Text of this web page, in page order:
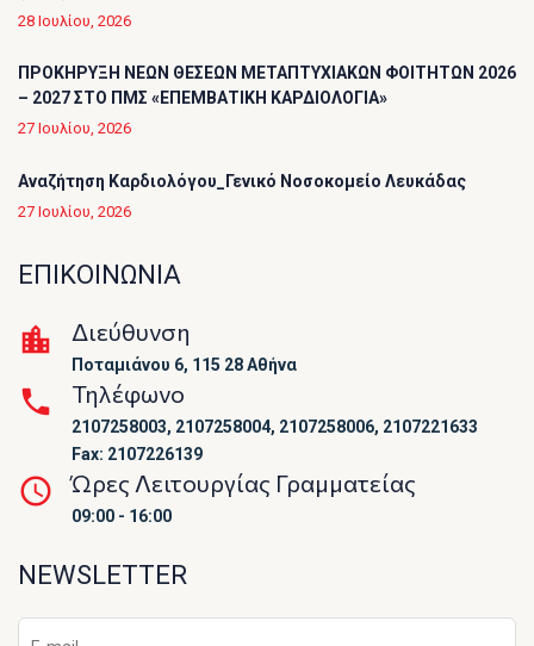
28 Ιουλίου, 2026
ΠΡΟΚΗΡΥΞΗ ΝΕΩΝ ΘΕΣΕΩΝ ΜΕΤΑΠΤΥΧΙΑΚΩΝ ΦΟΙΤΗΤΩΝ 2026
– 2027 ΣΤΟ ΠΜΣ «ΕΠΕΜΒΑΤΙΚΗ ΚΑΡΔΙΟΛΟΓΙΑ»
27 Ιουλίου, 2026
Αναζήτηση Καρδιολόγου_Γενικό Νοσοκομείο Λευκάδας
27 Ιουλίου, 2026
ΕΠΙΚΟΙΝΩΝΙΑ
Διεύθυνση
Ποταμιάνου 6, 115 28 Αθήνα
Τηλέφωνο
2107258003, 2107258004, 2107258006, 2107221633
Fax: 2107226139
Ώρες Λειτουργίας Γραμματείας
09:00 - 16:00
NEWSLETTER